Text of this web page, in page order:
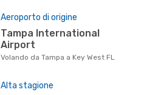
Aeroporto di origine
Tampa International
Airport
Volando da Tampa a Key West FL
Alta stagione